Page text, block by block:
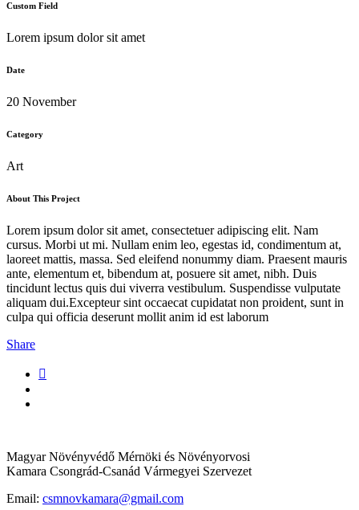
Custom Field
Lorem ipsum dolor sit amet
Date
20 November
Category
Art
About This Project
Lorem ipsum dolor sit amet, consectetuer adipiscing elit. Nam
cursus. Morbi ut mi. Nullam enim leo, egestas id, condimentum at,
laoreet mattis, massa. Sed eleifend nonummy diam. Praesent mauris
ante, elementum et, bibendum at, posuere sit amet, nibh. Duis
tincidunt lectus quis dui viverra vestibulum. Suspendisse vulputate
aliquam dui.Excepteur sint occaecat cupidatat non proident, sunt in
culpa qui officia deserunt mollit anim id est laborum
Share
Magyar Növényvédő Mérnöki és Növényorvosi
Kamara Csongrád-Csanád Vármegyei Szervezet
Email: csmnovkamara@gmail.com